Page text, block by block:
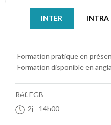
INTER INTRA
Formation pratique en
Formation disponible en
Réf.EGB
2j - 14h00